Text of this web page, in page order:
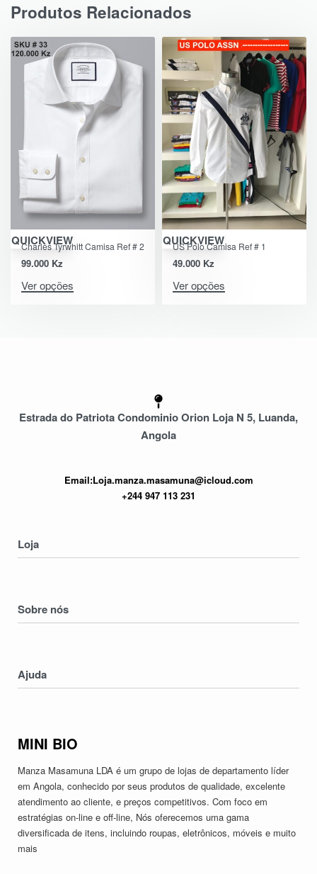
Produtos Relacionados
QUICKVIEW
Charles Tyrwhitt Camisa Ref # 2
99.000 Kz
Ver opções
QUICKVIEW
US Polo Camisa Ref # 1
49.000 Kz
Ver opções
Estrada do Patriota Condominio Orion Loja N 5, Luanda,
Angola
Email:Loja.manza.masamuna@icloud.com
+244 947 113 231
Loja
Mulheres
Crianças
Sobre nós
Contatos
Ajuda
Termos & Condições
MINI BIO
Manza Masamuna LDA é um grupo de lojas de departamento líder
em Angola, conhecido por seus produtos de qualidade, excelente
atendimento ao cliente, e preços competitivos. Com foco em
estratégias on-line e off-line, Nós oferecemos uma gama
diversificada de itens, incluindo roupas, eletrônicos, móveis e muito
mais